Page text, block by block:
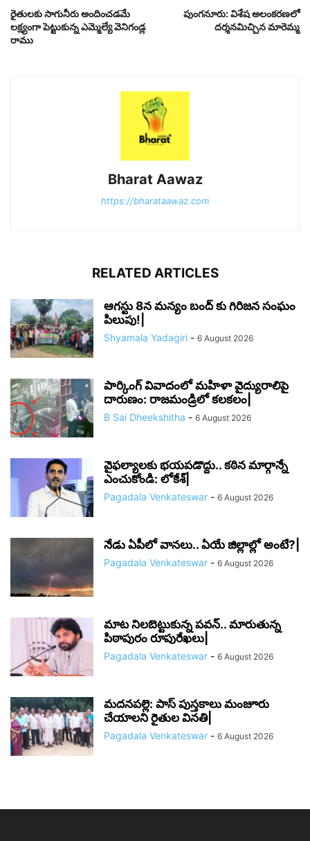
రైతులకు సాగునీరు అందించడమే
లక్ష్యంగా పెట్టుకున్న ఎమ్మెల్యే వెనిగండ్ల
రాము
పుంగనూరు: విశేష అలంకరణలో
దర్శనమిచ్చిన మారెమ్మ
Bharat Aawaz
https://bharataawaz.com
RELATED ARTICLES
ఆగస్టు 8న మన్యం బంద్ కు గిరిజన సంఘం
పిలుపు!|
Shyamala Yadagiri - 6 August 2026
పార్కింగ్ వివాదంలో మహిళా వైద్యురాలిపై
దారుణం: రాజమండ్రిలో కలకలం|
B Sai Dheekshitha - 6 August 2026
వైఫల్యాలకు భయపడొద్దు.. కఠిన మార్గాన్నే
ఎంచుకోండి: లోకేశ్|
Pagadala Venkateswar - 6 August 2026
నేడు ఏపీలో వానలు.. ఏయే జిల్లాల్లో అంటే?|
Pagadala Venkateswar - 6 August 2026
మాట నిలబెట్టుకున్న పవన్.. మారుతున్న
పిఠాపురం రూపురేఖలు|
Pagadala Venkateswar - 6 August 2026
మదనపల్లె: పాస్‌ పుస్తకాలు మంజూరు
చేయాలని రైతుల వినతి|
Pagadala Venkateswar - 6 August 2026